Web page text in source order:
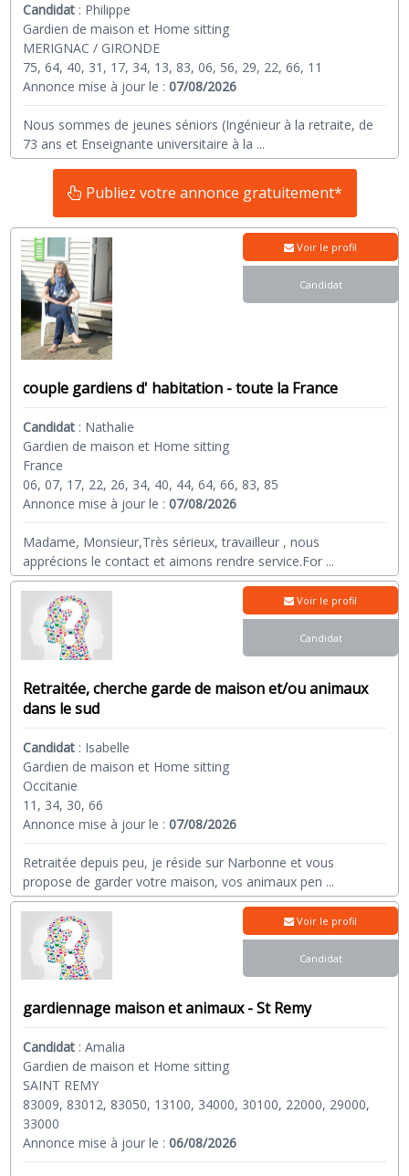
Candidat : Philippe
Gardien de maison et Home sitting
MERIGNAC / GIRONDE
75, 64, 40, 31, 17, 34, 13, 83, 06, 56, 29, 22, 66, 11
Annonce mise à jour le :07/08/2026
Nous sommes de jeunes séniors (Ingénieur à la retraite, de
73 ans et Enseignante universitaire à la ...
Publiez votre annonce gratuitement*
couple gardiens d' habitation - toute la France
Candidat : Nathalie
Gardien de maison et Home sitting
France
06, 07, 17, 22, 26, 34, 40, 44, 64, 66, 83, 85
Annonce mise à jour le :07/08/2026
Madame, Monsieur,Très sérieux, travailleur , nous
apprécions le contact et aimons rendre service.For ...
Voir le profil
Candidat
Retraitée, cherche garde de maison et/ou animaux
dans le sud
Candidat : Isabelle
Gardien de maison et Home sitting
Occitanie
11, 34, 30, 66
Annonce mise à jour le :07/08/2026
Retraitée depuis peu, je réside sur Narbonne et vous
propose de garder votre maison, vos animaux pen ...
Voir le profil
Candidat
gardiennage maison et animaux - St Remy
Candidat :Amalia
Gardien de maison et Home sitting
SAINT REMY
83009, 83012, 83050, 13100, 34000, 30100, 22000, 29000,
33000
Annonce mise à jour le :06/08/2026
Voir le profil
Candidat